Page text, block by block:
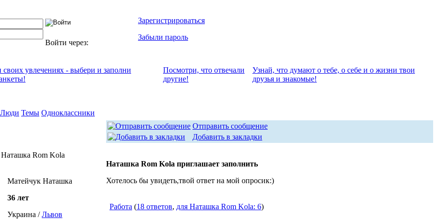
Войти через:
Зарегистрироваться
Забыли пароль
своих увлечениях - выбери и заполни
Посмотри, что отвeчали
другие!
Узнай, что думают о тебе, о себе и о жизни твои
друзья и знакомые!
Люди Темы Одноклассники
Rom Kola
Матейчук Наташка
36 лет
Украина /Львов
Отправить сообщение
Добавить в закладки
Наташка Rom Kola приглашает заполнить
Хотелось бы увидеть,твой ответ на мой опросик:)
Работа (18 ответов, для Наташка Rom Kola: 6)